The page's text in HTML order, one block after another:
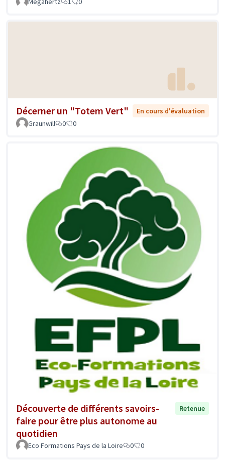
Décerner un "Totem Vert"
En cours d'évaluation
Graunwill
0 0
Découverte de différents savoirs-
faire pour être plus autonome au
quotidien
Retenue
Eco Formations Pays de la Loire 0 0